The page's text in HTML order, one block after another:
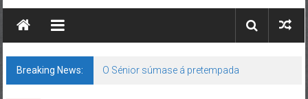
Breaking News: O Sénior súmase á pretempada